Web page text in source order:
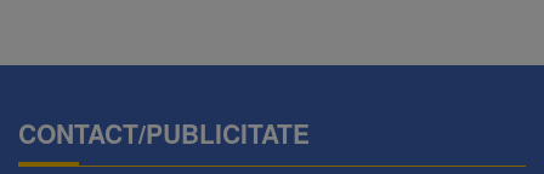
CONTACT/PUBLICITATE